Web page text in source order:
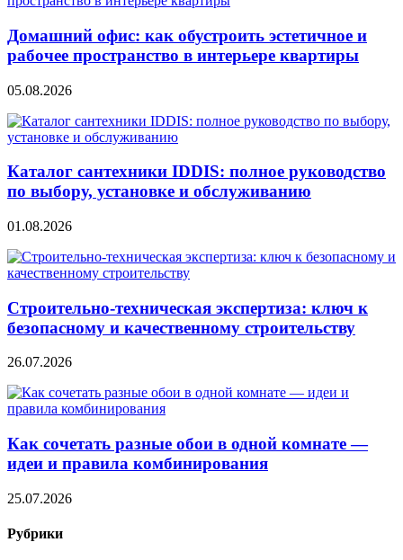
Домашний офис: как обустроить эстетичное и
рабочее пространство в интерьере квартиры
05.08.2026
Каталог сантехники IDDIS: полное руководство
по выбору, установке и обслуживанию
01.08.2026
Строительно‑техническая экспертиза: ключ к
безопасному и качественному строительству
26.07.2026
Как сочетать разные обои в одной комнате —
идеи и правила комбинирования
25.07.2026
Рубрики